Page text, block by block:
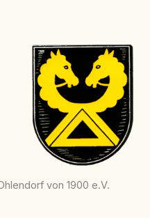
von 1900 e.V.